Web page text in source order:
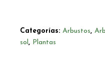
Categorías: Arbustos,
sol, Plantas